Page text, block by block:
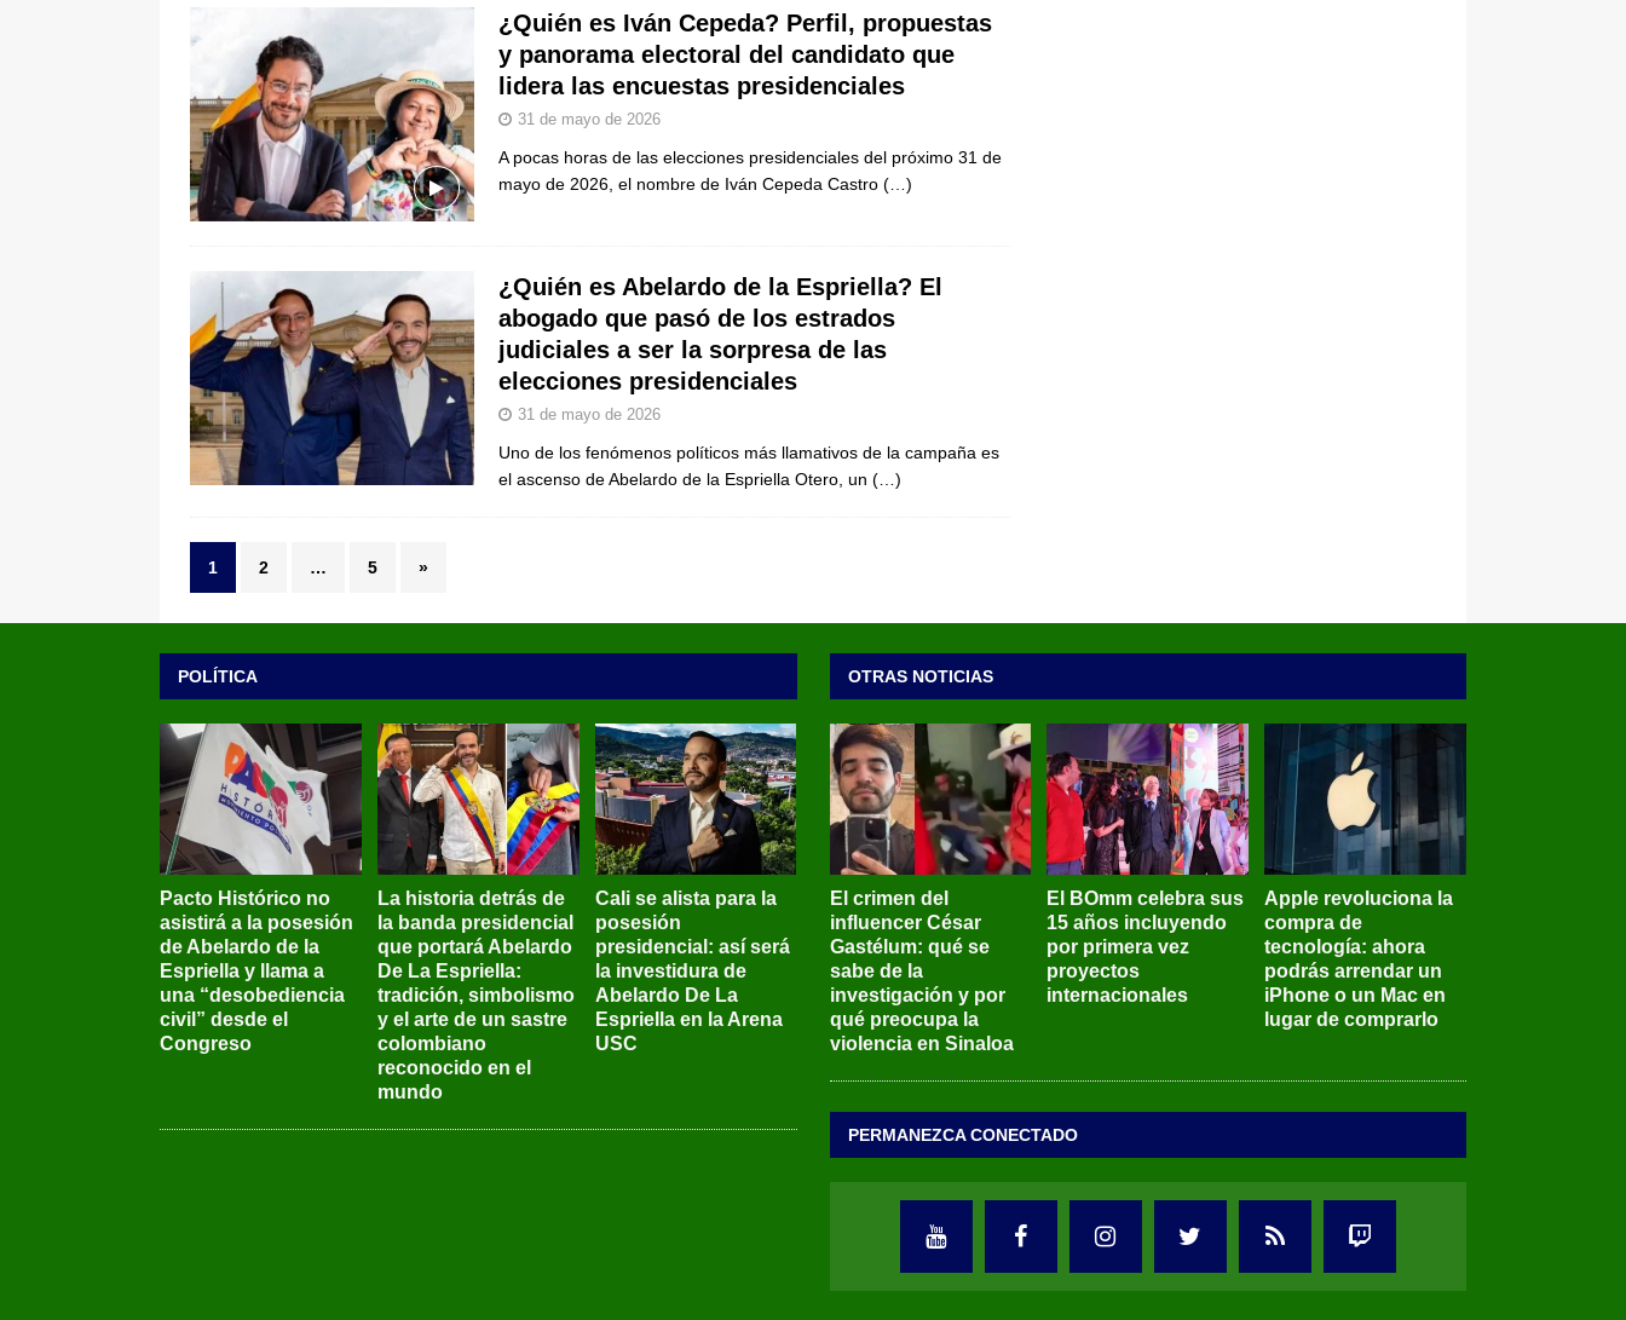
¿Quién es Iván Cepeda? Perfil, propuestas
y panorama electoral del candidato que
lidera las encuestas presidenciales
31 de mayo de 2026
A pocas horas de las elecciones presidenciales del próximo 31 de
mayo de 2026, el nombre de Iván Cepeda Castro (…)
¿Quién es Abelardo de la Espriella? El
abogado que pasó de los estrados
judiciales a ser la sorpresa de las
elecciones presidenciales
31 de mayo de 2026
Uno de los fenómenos políticos más llamativos de la campaña es
el ascenso de Abelardo de la Espriella Otero, un (…)
1 2 … 5 »
POLÍTICA
Pacto Histórico no
asistirá a la posesión
de Abelardo de la
Espriella y llama a
una “desobediencia
civil” desde el
Congreso
La historia detrás de
la banda presidencial
que portará Abelardo
De La Espriella:
tradición, simbolismo
y el arte de un sastre
colombiano
reconocido en el
mundo
Cali se alista para la
posesión
presidencial: así será
la investidura de
Abelardo De La
Espriella en la Arena
USC
OTRAS NOTICIAS
El crimen del
influencer César
Gastélum: qué se
sabe de la
investigación y por
qué preocupa la
violencia en Sinaloa
El BOmm celebra sus
15 años incluyendo
por primera vez
proyectos
internacionales
Apple revoluciona la
compra de
tecnología: ahora
podrás arrendar un
iPhone o un Mac en
lugar de comprarlo
PERMANEZCA CONECTADO